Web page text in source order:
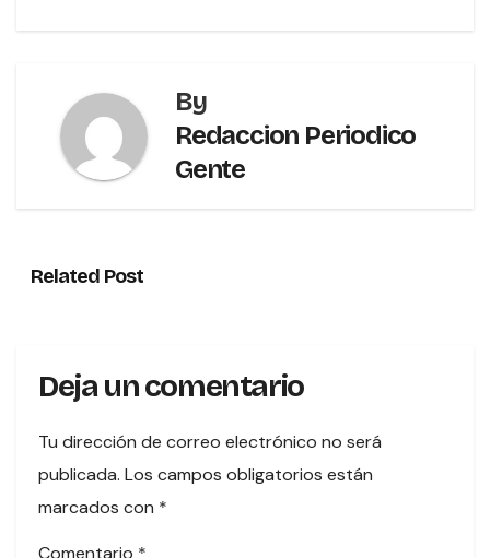
By
Redaccion Periodico
Gente
Related Post
Deja un comentario
Tu dirección de correo electrónico no será
publicada. Los campos obligatorios están
marcados con *